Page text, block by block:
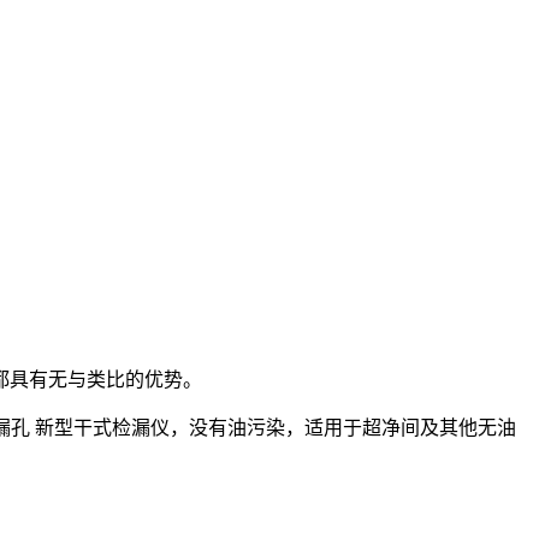
有无与类比的优势。
新型干式检漏仪，没有油污染，适用于超净间及其他无油